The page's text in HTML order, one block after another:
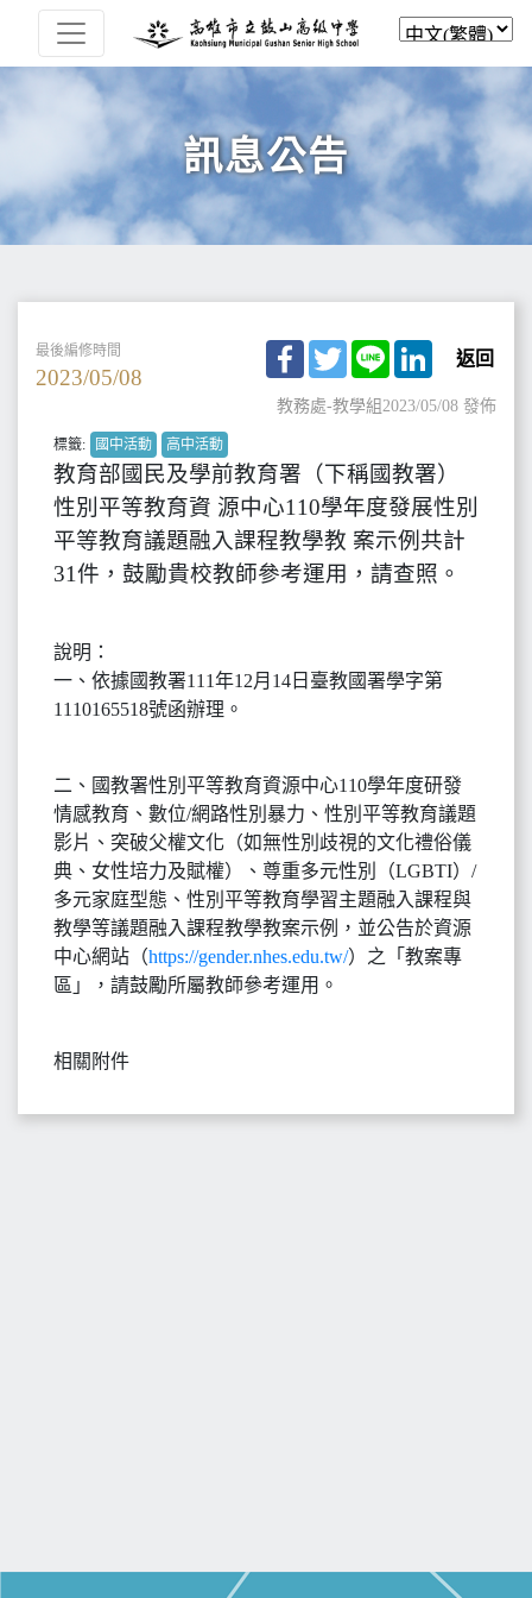
訊息公告
最後編修時間
2023/05/08
Facebook
TwitterLine LinkedIn
返回
教務處-教學組2023/05/08 發佈
標籤: 國中活動 高中活動
教育部國民及學前教育署（下稱國教署）
性別平等教育資 源中心110學年度發展性別
平等教育議題融入課程教學教 案示例共計
31件，鼓勵貴校教師參考運用，請查照。
說明：
一、依據國教署111年12月14日臺教國署學字第
1110165518號函辦理。
二、國教署性別平等教育資源中心110學年度研發
情感教育、數位/網路性別暴力、性別平等教育議題
影片、突破父權文化（如無性別歧視的文化禮俗儀
典、女性培力及賦權）、尊重多元性別（LGBTI）/
多元家庭型態、性別平等教育學習主題融入課程與
教學等議題融入課程教學教案示例，並公告於資源
中心網站（https://gender.nhes.edu.tw/）之「教案專
區」，請鼓勵所屬教師參考運用。
相關附件